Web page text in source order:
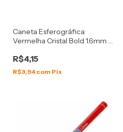
Caneta Esferográfica
Vermelha Cristal Bold 1.6mm -
R$4,15
R$3,94 com Pix